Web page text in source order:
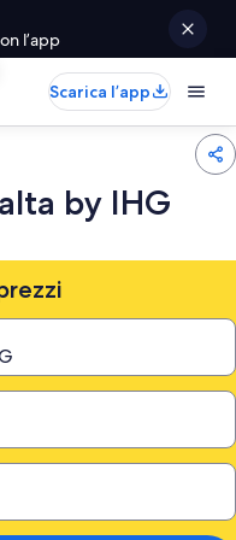
l’app
Scarica l’app
by IHG